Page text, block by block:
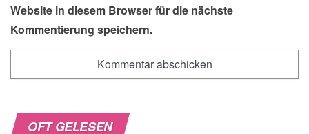
Website in diesem Browser für die nächste
Kommentierung speichern.
OFT GELESEN